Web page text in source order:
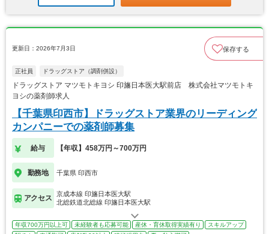
更新日：2026年7月3日 保存する
正社員 ドラッグストア（調剤併設）
ドラッグストア マツモトキヨシ 印旛日本医大駅前店 株式会社マツモトキ
ヨシの薬剤師求人
【千葉県印西市】ドラッグストア業界のリーディング
カンパニーでの薬剤師募集
給与 【年収】458万円～700万円
勤務地 千葉県 印西市
アクセス
京成本線 印旛日本医大駅
北総鉄道北総線 印旛日本医大駅
年収700万円以上可 未経験者も応募可能 産休・育休取得実績有り
スキルアップ